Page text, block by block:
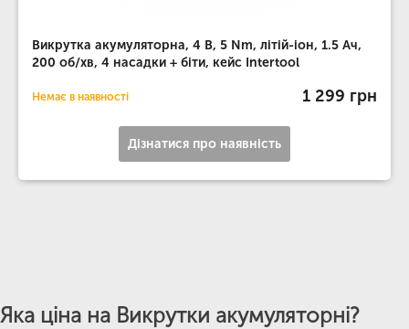
Викрутка акумуляторна, 4 В, 5 Nm, літій-іон, 1.5 Ач,
200 об/хв, 4 насадки + біти, кейс Intertool
Немає в наявності 1 299 грн
Дізнатися про наявність
Яка ціна на Викрутки акумуляторні?